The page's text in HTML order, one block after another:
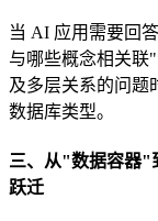
当 AI 应用需要回
与哪些概念相关联
及多层关系的问题
数据库类型。
三、从"数据容器"
跃迁